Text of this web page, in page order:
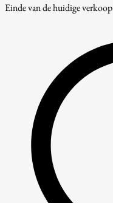
Einde van de huidige verkoop